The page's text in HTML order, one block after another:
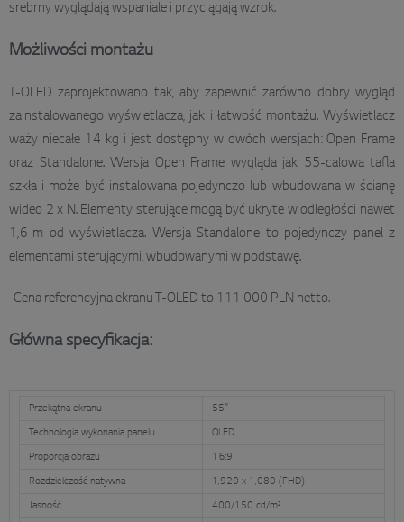
srebrny wyglądają wspaniale i przyciągają wzrok.
Możliwości montażu
T-OLED zaprojektowano tak, aby zapewnić zarówno dobry wygląd
zainstalowanego wyświetlacza, jak i łatwość montażu. Wyświetlacz
waży niecałe 14 kg i jest dostępny w dwóch wersjach: Open Frame
oraz Standalone. Wersja Open Frame wygląda jak 55-calowa tafla
szkła i może być instalowana pojedynczo lub wbudowana w ścianę
wideo 2 x N. Elementy sterujące mogą być ukryte w odległości nawet
1,6 m od wyświetlacza. Wersja Standalone to pojedynczy panel z
elementami sterującymi, wbudowanymi w podstawę.
Cena referencyjna ekranu T-OLED to 111 000 PLN netto.
Główna specyfikacja:
Przekątna ekranu 55”
Technologia wykonania panelu OLED
Proporcja obrazu 16:9
Rozdzielczość natywna 1,920 x 1,080 (FHD)
Jasność 400/150 cd/m²